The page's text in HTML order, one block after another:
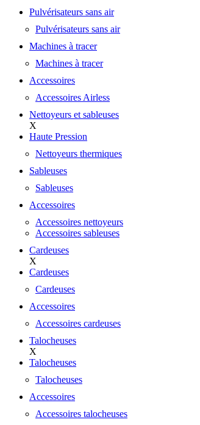
Pulvérisateurs sans air
Pulvérisateurs sans air
Machines à tracer
Machines à tracer
Accessoires
Accessoires Airless
Nettoyeurs et sableuses
X
Haute Pression
Nettoyeurs thermiques
Sableuses
Sableuses
Accessoires
Accessoires nettoyeurs
Accessoires sableuses
Cardeuses
X
Cardeuses
Cardeuses
Accessoires
Accessoires cardeuses
Talocheuses
X
Talocheuses
Talocheuses
Accessoires
Accessoires talocheuses